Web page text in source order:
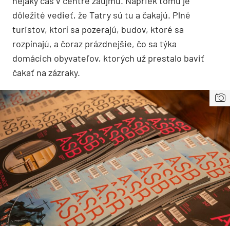
dôležité vedieť, že Tatry sú tu a čakajú. Plné
turistov, ktorí sa pozerajú, budov, ktoré sa
rozpínajú, a čoraz prázdnejšie, čo sa týka
domácich obyvateľov, ktorých už prestalo baviť
čakať na zázraky.